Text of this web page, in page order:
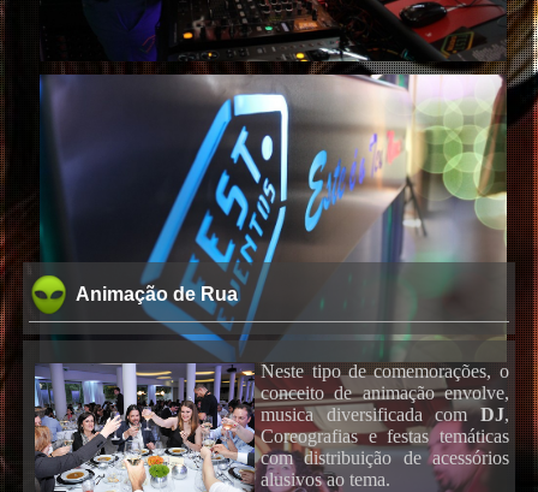
Animação de Rua
Neste tipo de comemorações, o
conceito de animação envolve,
musica diversificada comDJ,
Coreografias e festas temáticas
com distribuição de acessórios
alusivos ao tema.